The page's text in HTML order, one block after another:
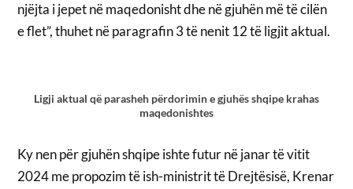
njëjta i jepet në maqedonisht dhe në gjuhën më të cilën
e flet”, thuhet në paragrafin 3 të nenit 12 të ligjit aktual.
Ligji aktual që parasheh përdorimin e gjuhës shqipe krahas
maqedonishtes
Ky nen për gjuhën shqipe ishte futur në janar të vitit
2024 me propozim të ish-ministrit të Drejtësisë, Krenar